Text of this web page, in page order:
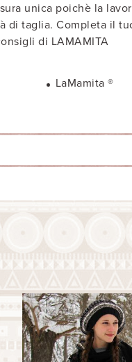
unica poichè la
di taglia. Completa il
di LAMAMITA
LaMamita ®